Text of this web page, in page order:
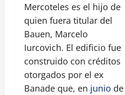
Mercoteles es el hijo de
quien fuera titular del
Bauen, Marcelo
Iurcovich. El edificio fue
construido con créditos
otorgados por el ex
Banade que, en junio de